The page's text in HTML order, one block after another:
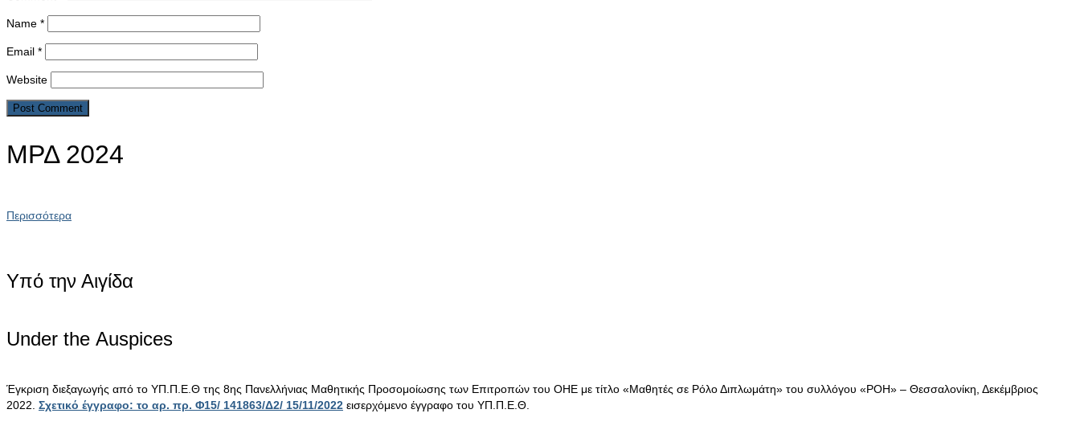
Name *
Email *
Website
ΜΡΔ 2024
Περισσότερα
Υπό την Αιγίδα
Under the Αuspices
Έγκριση διεξαγωγής από το ΥΠ.Π.Ε.Θ της 8ης Πανελλήνιας Μαθητικής Προσομοίωσης των Επιτροπών του ΟΗΕ με τίτλο «Μαθητές σε Ρόλο Διπλωμάτη» του συλλόγου «ΡΟΗ» – Θεσσαλονίκη, Δεκέμβριος
2022. Σχετικό έγγραφο: το αρ. πρ. Φ15/ 141863/Δ2/ 15/11/2022 εισερχόμενο έγγραφο του ΥΠ.Π.Ε.Θ.